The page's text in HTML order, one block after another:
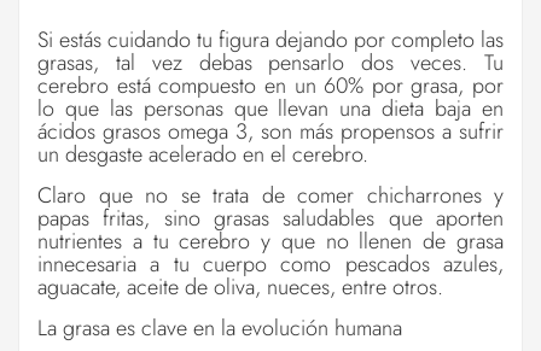
Si estás cuidando tu figura dejando por completo las
grasas, tal vez debas pensarlo dos veces. Tu
cerebro está compuesto en un 60% por grasa, por
lo que las personas que llevan una dieta baja en
ácidos grasos omega 3, son más propensos a sufrir
un desgaste acelerado en el cerebro.
Claro que no se trata de comer chicharrones y
papas fritas, sino grasas saludables que aporten
nutrientes a tu cerebro y que no llenen de grasa
innecesaria a tu cuerpo como pescados azules,
aguacate, aceite de oliva, nueces, entre otros.
La grasa es clave en la evolución humana